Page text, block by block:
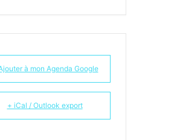
à mon Agenda Google
+ iCal / Outlook export